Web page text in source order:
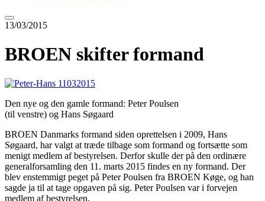
13/03/2015
BROEN skifter formand
Den nye og den gamle formand: Peter Poulsen
(til venstre) og Hans Søgaard
BROEN Danmarks formand siden oprettelsen i 2009, Hans
Søgaard, har valgt at træde tilbage som formand og fortsætte som
menigt medlem af bestyrelsen. Derfor skulle der på den ordinære
generalforsamling den 11. marts 2015 findes en ny formand. Der
blev enstemmigt peget på Peter Poulsen fra BROEN Køge, og han
sagde ja til at tage opgaven på sig. Peter Poulsen var i forvejen
medlem af bestyrelsen.